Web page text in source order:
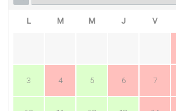
L M M J V
3 4 5 6 7